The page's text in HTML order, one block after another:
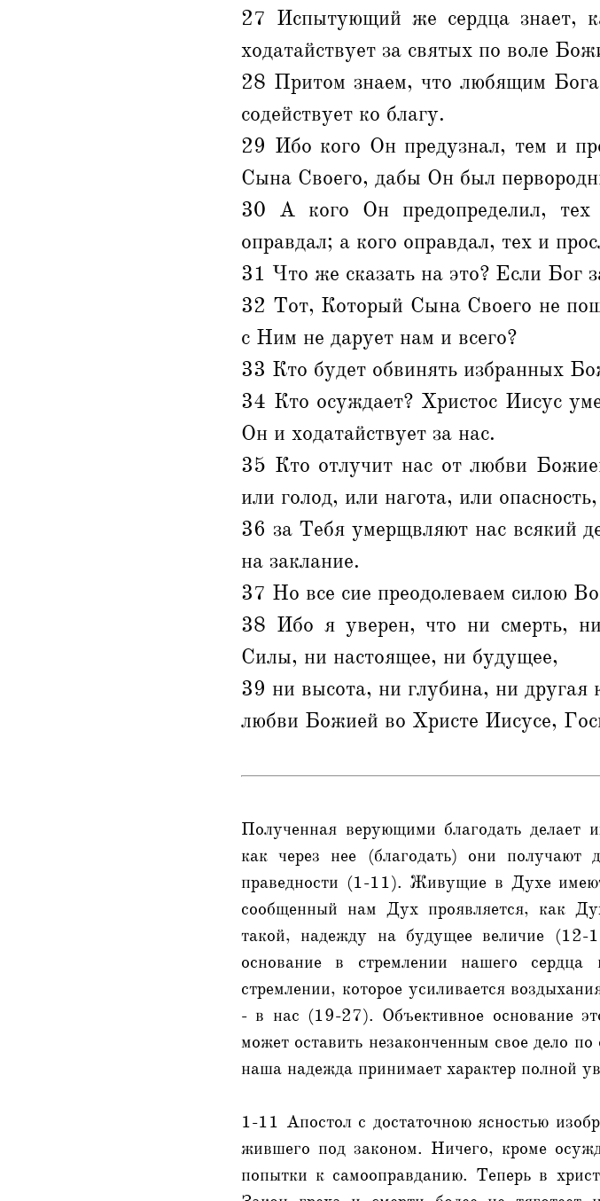
27 Испытующий же сердца знает,
ходатайствует за святых по воле
28 Притом знаем, что любящим
содействует ко благу.
29 Ибо кого Он предузнал, тем и
Сына Своего, дабы Он был
30 А кого Он предопределил,
оправдал; а кого оправдал, тех и
31 Что же сказать на это? Если Бог
32 Тот, Который Сына Своего не
с Ним не дарует нам и всего?
33 Кто будет обвинять избранных
34 Кто осуждает? Христос Иисус
Он и ходатайствует за нас.
35 Кто отлучит нас от любви
или голод, или нагота, или
36 за Тебя умерщвляют нас всякий
на заклание.
37 Но все сие преодолеваем силою
38 Ибо я уверен, что ни смерть,
Силы, ни настоящее, ни будущее,
39 ни высота, ни глубина, ни другая
любви Божией во Христе Иисусе,
Полученная верующими благодать делает
как через нее (благодать) они получают
праведности (1-11). Живущие в Духе
сообщенный нам Дух проявляется, как
такой, надежду на будущее величие (12-
основание в стремлении нашего
стремлении, которое усиливается
- в нас (19-27). Объективное основание
может оставить незаконченным свое дело
наша надежда принимает характер полной
1-11 Апостол с достаточною ясностью
жившего под законом. Ничего, кроме
попытки к самооправданию. Теперь в